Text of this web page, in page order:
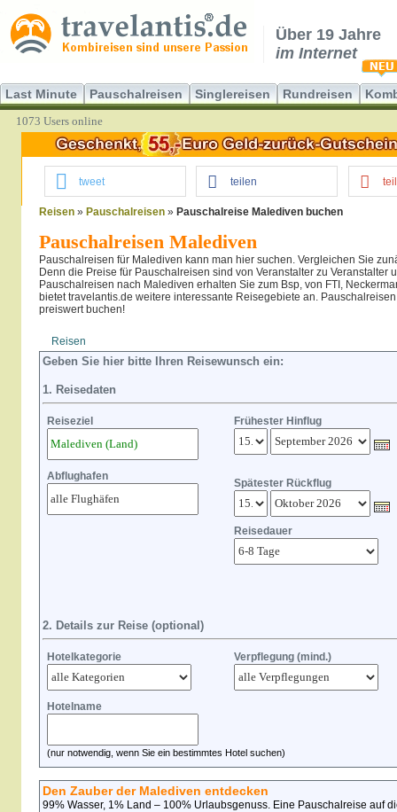
Über 19 Jahre
im Internet
Last Minute Pauschalreisen Singlereisen Rundreisen
1073 Users online
tweet teilen
Reisen » Pauschalreisen » Pauschalreise Malediven buchen
Pauschalreisen Malediven
Pauschalreisen für Malediven kann man hier suchen. Vergleichen Sie
Denn die Preise für Pauschalreisen sind von Veranstalter zu Veranstalter
Pauschalreisen nach Malediven erhalten Sie zum Bsp, von FTI,
bietet travelantis.de weitere interessante Reisegebiete an.
preiswert buchen!
Reisen
Geben Sie hier bitte Ihren Reisewunsch ein:
1. Reisedaten
Reiseziel Frühester Hinflug
Abflughafen
Spätester Rückflug
Reisedauer
2. Details zur Reise (optional)
Hotelkategorie Verpflegung (mind.)
Hotelname
(nur notwendig, wenn Sie ein bestimmtes Hotel suchen)
Den Zauber der Malediven entdecken
99% Wasser, 1% Land – 100% Urlaubsgenuss. Eine Pauschalreise auf